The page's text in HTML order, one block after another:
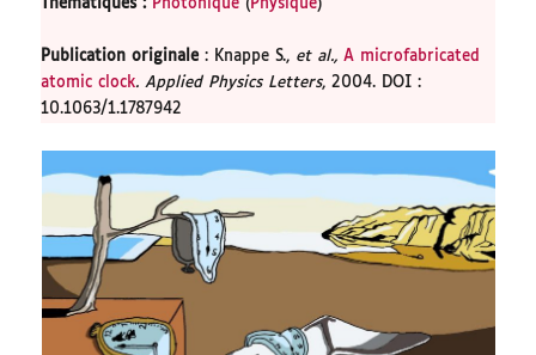
Thématiques: Photonique ( Physique)
Publication originale: Knappe S., et al.,A microfabricated
atomic clock. Applied Physics Letters, 2004. DOI :
10.1063/1.1787942